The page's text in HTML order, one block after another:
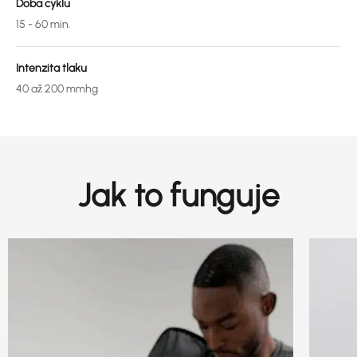
Doba cyklu
15 - 60 min.
Intenzita tlaku
40 až 200 mmhg
Jak to funguje